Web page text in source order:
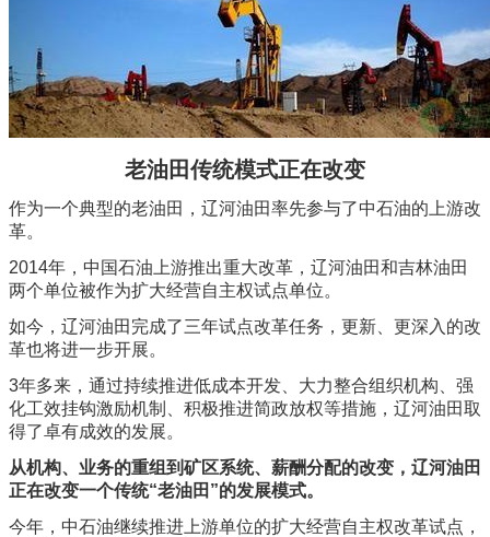
老油田传统模式正在改变
作为一个典型的老油田，辽河油田率先参与了中石油的上游改
革。
2014年，中国石油上游推出重大改革，辽河油田和吉林油田
两个单位被作为扩大经营自主权试点单位。
如今，辽河油田完成了三年试点改革任务，更新、更深入的改
革也将进一步开展。
3年多来，通过持续推进低成本开发、大力整合组织机构、强
化工效挂钩激励机制、积极推进简政放权等措施，辽河油田取
得了卓有成效的发展。
从机构、业务的重组到矿区系统、薪酬分配的改变，辽河油田
正在改变一个传统“老油田”的发展模式。
今年，中石油继续推进上游单位的扩大经营自主权改革试点，